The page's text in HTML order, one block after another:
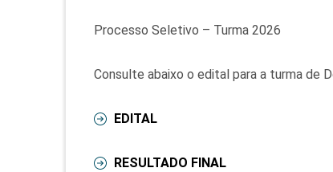
Processo Seletivo – Turma 2026
Consulte abaixo o edital para a turma de
EDITAL
RESULTADO FINAL